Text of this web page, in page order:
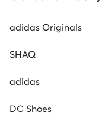
adidas Originals
SHAQ
adidas
DC Shoes